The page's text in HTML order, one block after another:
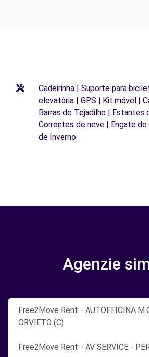
Cadeirinha | Suporte para
elevatória | GPS | Kit móvel |
Barras de Tejadilho | Estantes
Correntes de neve | Engate
de Inverno
Agenzie
Free2Move Rent - AUTOFFICINA
ORVIETO (C)
Free2Move Rent - AV SERVICE -